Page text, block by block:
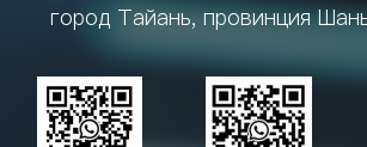
город Тайань, провинция